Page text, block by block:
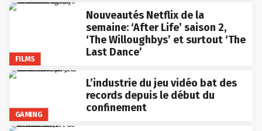
FILMS
Nouveautés Netflix de la
semaine: ‘After Life’ saison 2,
‘The Willoughbys’ et surtout ‘The
Last Dance’
GAMING
L’industrie du jeu vidéo bat des
records depuis le début du
confinement